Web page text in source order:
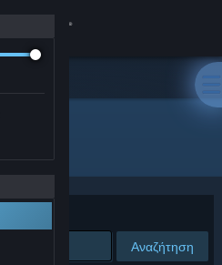
Αναζήτηση